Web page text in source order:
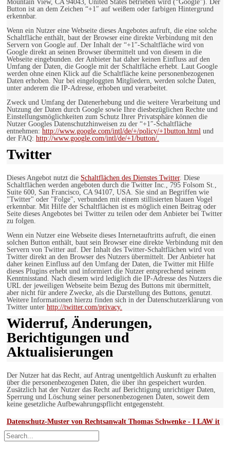
Mountain View, CA 94043, United States betrieben wird (“Google”). Der
Button ist an dem Zeichen “+1″ auf weißem oder farbigen Hintergrund
erkennbar.
Wenn ein Nutzer eine Webseite dieses Angebotes aufruft, die eine solche
Schaltfläche enthält, baut der Browser eine direkte Verbindung mit den
Servern von Google auf. Der Inhalt der “+1″-Schaltfläche wird von
Google direkt an seinen Browser übermittelt und von diesem in die
Webseite eingebunden. der Anbieter hat daher keinen Einfluss auf den
Umfang der Daten, die Google mit der Schaltfläche erhebt. Laut Google
werden ohne einen Klick auf die Schaltfläche keine personenbezogenen
Daten erhoben. Nur bei eingeloggten Mitgliedern, werden solche Daten,
unter anderem die IP-Adresse, erhoben und verarbeitet.
Zweck und Umfang der Datenerhebung und die weitere Verarbeitung und
Nutzung der Daten durch Google sowie Ihre diesbezüglichen Rechte und
Einstellungsmöglichkeiten zum Schutz Ihrer Privatsphäre können die
Nutzer Googles Datenschutzhinweisen zu der “+1″-Schaltfläche
entnehmen: http://www.google.com/intl/de/+/policy/+1button.html und
der FAQ: http://www.google.com/intl/de/+1/button/.
Twitter
Dieses Angebot nutzt die Schaltflächen des Dienstes Twitter. Diese
Schaltflächen werden angeboten durch die Twitter Inc., 795 Folsom St.,
Suite 600, San Francisco, CA 94107, USA. Sie sind an Begriffen wie
"Twitter" oder "Folge", verbunden mit einem stillisierten blauen Vogel
erkennbar. Mit Hilfe der Schaltflächen ist es möglich einen Beitrag oder
Seite dieses Angebotes bei Twitter zu teilen oder dem Anbieter bei Twitter
zu folgen.
Wenn ein Nutzer eine Webseite dieses Internetauftritts aufruft, die einen
solchen Button enthält, baut sein Browser eine direkte Verbindung mit den
Servern von Twitter auf. Der Inhalt des Twitter-Schaltflächen wird von
Twitter direkt an den Browser des Nutzers übermittelt. Der Anbieter hat
daher keinen Einfluss auf den Umfang der Daten, die Twitter mit Hilfe
dieses Plugins erhebt und informiert die Nutzer entsprechend seinem
Kenntnisstand. Nach diesem wird lediglich die IP-Adresse des Nutzers die
URL der jeweiligen Webseite beim Bezug des Buttons mit übermittelt,
aber nicht für andere Zwecke, als die Darstellung des Buttons, genutzt.
Weitere Informationen hierzu finden sich in der Datenschutzerklärung von
Twitter unter http://twitter.com/privacy.
Widerruf, Änderungen,
Berichtigungen und
Aktualisierungen
Der Nutzer hat das Recht, auf Antrag unentgeltlich Auskunft zu erhalten
über die personenbezogenen Daten, die über ihn gespeichert wurden.
Zusätzlich hat der Nutzer das Recht auf Berichtigung unrichtiger Daten,
Sperrung und Löschung seiner personenbezogenen Daten, soweit dem
keine gesetzliche Aufbewahrungspflicht entgegensteht.
Datenschutz-Muster von Rechtsanwalt Thomas Schwenke - I LAW it